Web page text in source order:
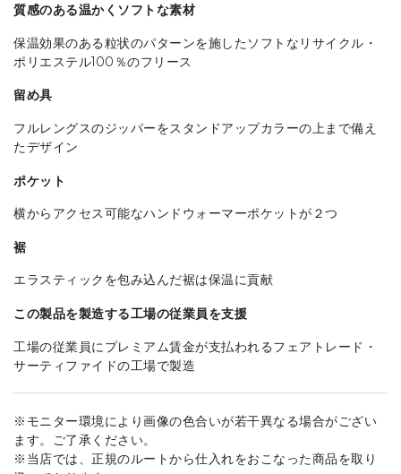
質感のある温かくソフトな素材
保温効果のある粒状のパターンを施したソフトなリサイクル・
ポリエステル100％のフリース
留め具
フルレングスのジッパーをスタンドアップカラーの上まで備え
たデザイン
ポケット
横からアクセス可能なハンドウォーマーポケットが２つ
裾
エラスティックを包み込んだ裾は保温に貢献
この製品を製造する工場の従業員を支援
工場の従業員にプレミアム賃金が支払われるフェアトレード・
サーティファイドの工場で製造
※モニター環境により画像の色合いが若干異なる場合がござい
ます。ご了承ください。
※当店では、正規のルートから仕入れをおこなった商品を取り